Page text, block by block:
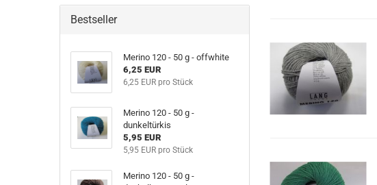
Bestseller
Merino 120 - 50 g - offwhite
6,25 EUR
6,25 EUR pro Stück
Merino 120 - 50 g -
dunkeltürkis
5,95 EUR
5,95 EUR pro Stück
Merino 120 - 50 g -